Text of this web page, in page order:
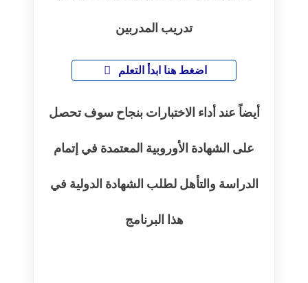
تدريب المدربين
اضغط هنا ابدأ التعلم
أيضاً عند أداء الاختبارات بنجاح سوف تحصل
على الشهادة الأوروبية المعتمدة في إتمام
الدراسة والتأهل لطلب الشهادة الدولية في
هذا البرنامج